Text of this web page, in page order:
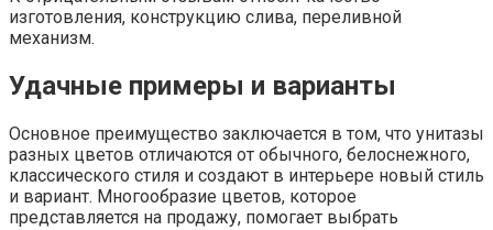
изготовления, конструкцию слива, переливной
механизм.
Удачные примеры и варианты
Основное преимущество заключается в том, что унитазы
разных цветов отличаются от обычного, белоснежного,
классического стиля и создают в интерьере новый стиль
и вариант. Многообразие цветов, которое
представляется на продажу, помогает выбрать